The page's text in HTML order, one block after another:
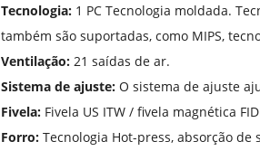
Tecnologia: 1 PC Tecnologia moldada.
também são suportadas, como MIPS,
Ventilação: 21 saídas de ar.
Sistema de ajuste: O sistema de ajuste
Fivela: Fivela US ITW / fivela magnética
Forro: Tecnologia Hot-press, absorção